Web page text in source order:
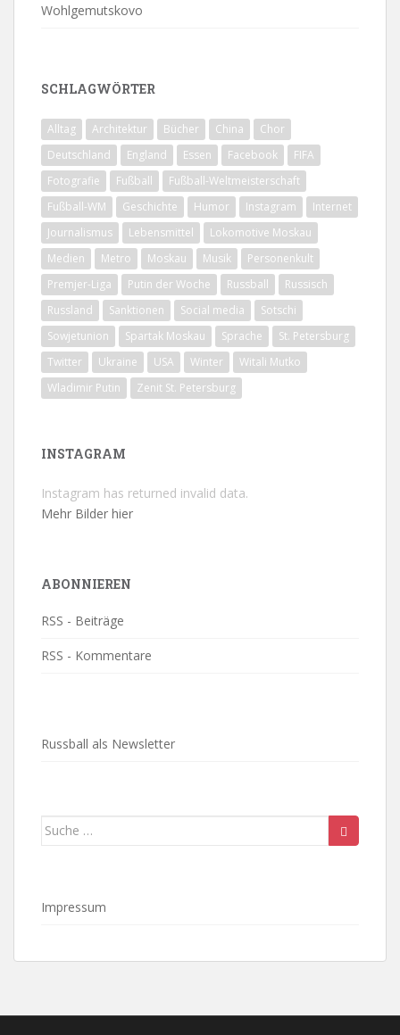
Wohlgemutskovo
SCHLAGWÖRTER
Alltag Architektur Bücher China
Chor
Deutschland
England Essen Facebook
FIFA
Fotografie
Fußball
Fußball-Weltmeisterschaft
Fußball-WM
Geschichte Humor Instagram
Internet
Journalismus
Lebensmittel
Lokomotive Moskau
Medien
Metro Moskau Musik
Personenkult
Premjer-Liga
Putin der Woche Russball
Russisch
Russland
Sanktionen Social media
Sotschi
Sowjetunion
Spartak Moskau Sprache
St. Petersburg
Twitter
Ukraine USA Winter
Witali Mutko
Wladimir Putin
Zenit St. Petersburg
INSTAGRAM
Instagram has returned invalid data.
Mehr Bilder hier
ABONNIEREN
RSS - Beiträge
RSS - Kommentare
Russball als Newsletter
Suche
Impressum